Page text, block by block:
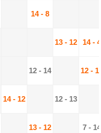
14 - 8
13 - 12 14 - 4
12 - 14 12 -
14 - 12 12 - 13
13 - 12 7 - 14